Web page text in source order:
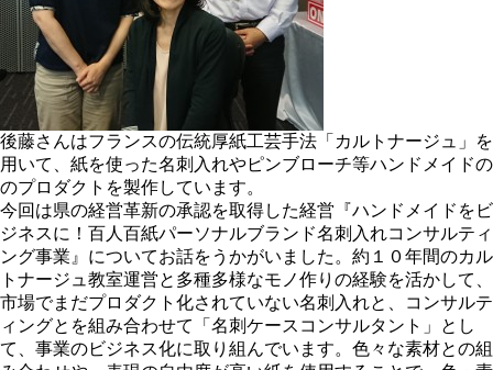
後藤さんはフランスの伝統厚紙工芸手法「カルトナージュ」を
用いて、紙を使った名刺入れやピンブローチ等ハンドメイドの
のプロダクトを製作しています。
今回は県の経営革新の承認を取得した経営『ハンドメイドをビ
ジネスに！百人百紙パーソナルブランド名刺入れコンサルティ
ング事業』についてお話をうかがいました。約１０年間のカル
トナージュ教室運営と多種多様なモノ作りの経験を活かして、
市場でまだプロダクト化されていない名刺入れと、コンサルテ
ィングとを組み合わせて「名刺ケースコンサルタント」とし
て、事業のビジネス化に取り組んでいます。色々な素材との組